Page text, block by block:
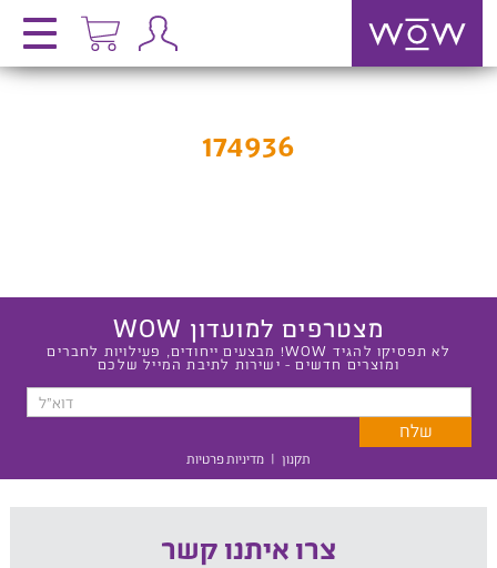
174936
מצטרפים למועדון WOW
לא תפסיקו להגיד WOW! מבצעים ייחודים, פעילויות לחברים
ומוצרים חדשים - ישירות לתיבת המייל שלכם
תקנון | מדיניות פרטיות
צרו איתנו קשר